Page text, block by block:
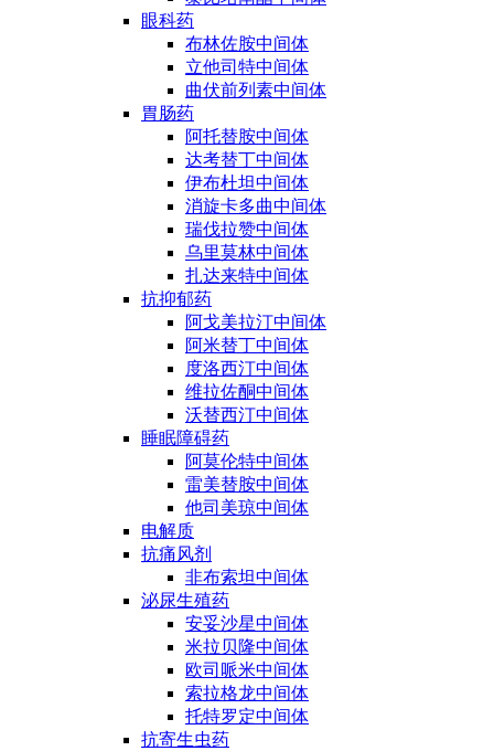
眼科药
布林佐胺中间体
立他司特中间体
曲伏前列素中间体
胃肠药
阿托替胺中间体
达考替丁中间体
伊布杜坦中间体
消旋卡多曲中间体
瑞伐拉赞中间体
乌里莫林中间体
扎达来特中间体
抗抑郁药
阿戈美拉汀中间体
阿米替丁中间体
度洛西汀中间体
维拉佐酮中间体
沃替西汀中间体
睡眠障碍药
阿莫伦特中间体
雷美替胺中间体
他司美琼中间体
电解质
抗痛风剂
非布索坦中间体
泌尿生殖药
安妥沙星中间体
米拉贝隆中间体
欧司哌米中间体
索拉格龙中间体
托特罗定中间体
抗寄生虫药